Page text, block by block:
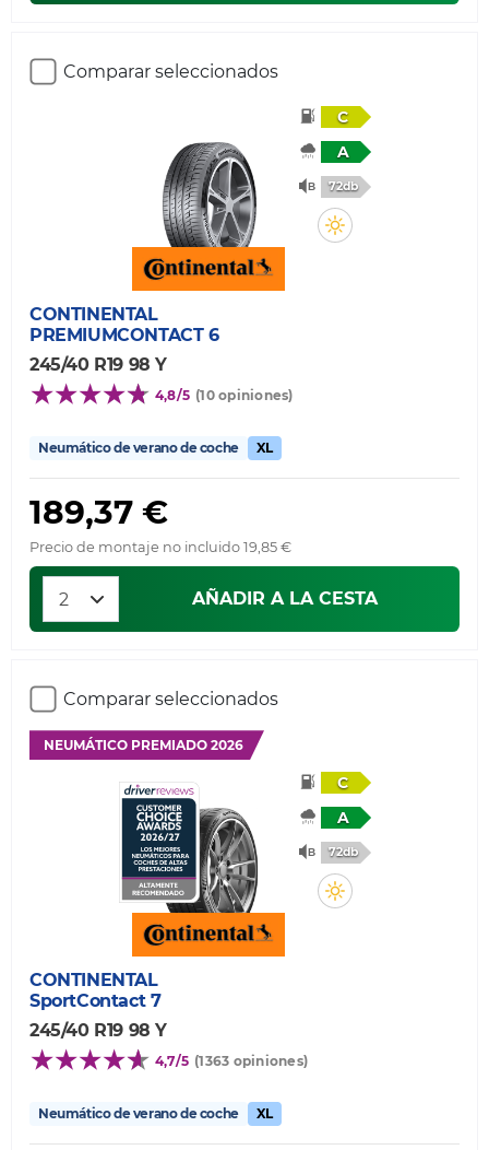
Comparar seleccionados
C
A
72db
CONTINENTAL
PREMIUMCONTACT 6
245/40 R19 98 Y
4,8/5 (10 opiniones)
Neumático de verano de coche XL
189,37 €
Precio de montaje no incluido 19,85 €
AÑADIR A LA CESTA
Comparar seleccionados
NEUMÁTICO PREMIADO 2026
C
A
72db
CONTINENTAL
SportContact 7
245/40 R19 98 Y
4,7/5 (1363 opiniones)
Neumático de verano de coche XL